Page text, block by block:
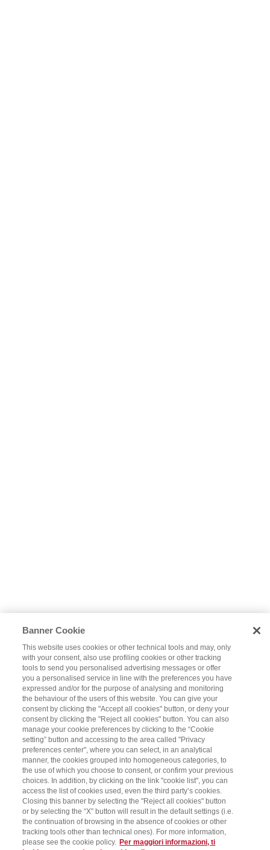
Banner Cookie
This website uses cookies or other technical tools and may, only
with your consent, also use profiling cookies or other tracking
tools to send you personalised advertising messages or offer
you a personalised service in line with the preferences you have
expressed and/or for the purpose of analysing and monitoring
the behaviour of the users of this website. You can give your
consent by clicking the "Accept all cookies" button, or deny your
consent by clicking the "Reject all cookies" button. You can also
manage your cookie preferences by clicking to the “Cookie
setting” button and accessing to the area called "Privacy
preferences center", where you can select, in an analytical
manner, the cookies grouped into homogeneous categories, to
the use of which you choose to consent, or confirm your previous
choices. In addition, by clicking on the link "cookie list", you can
access the list of cookies used, even the third party’s cookies.
Closing this banner by selecting the "Reject all cookies" button
or by selecting the “X” button will result in the default settings (i.e.
the continuation of browsing in the absence of cookies or other
tracking tools other than technical ones). For more information,
please see the cookie policy. Per maggiori informazioni, ti